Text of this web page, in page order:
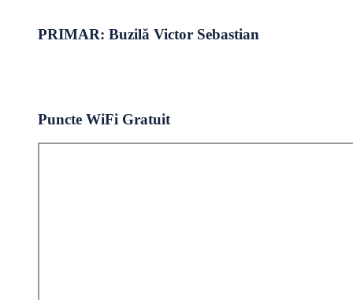
PRIMAR: Buzilă Victor Sebastian
Puncte WiFi Gratuit